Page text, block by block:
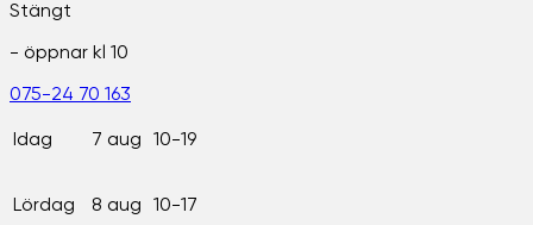
Stängt
- öppnar kl 10
075-24 70 163
Idag 7 aug 10-19
Lördag 8 aug 10-17